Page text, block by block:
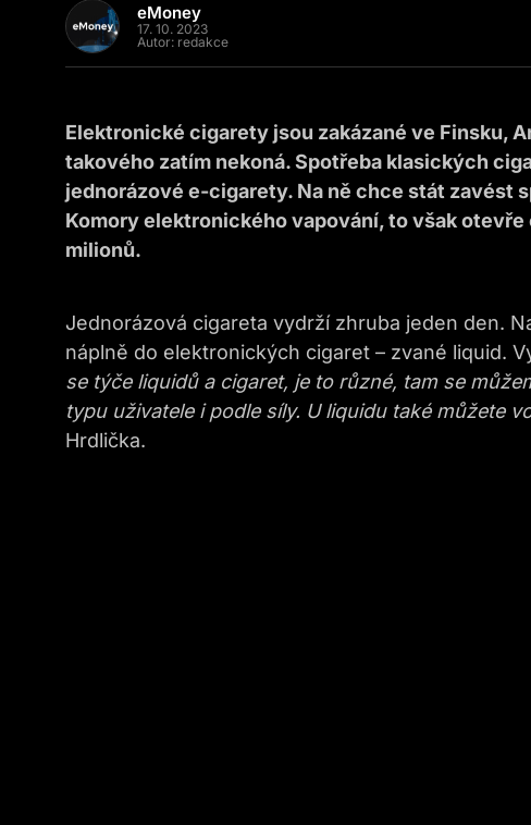
eMoney
17. 10. 2023
Autor: redakce
Elektronické cigarety jsou zakázané ve Finsku,
takového zatím nekoná. Spotřeba klasických
jednorázové e-cigarety. Na ně chce stát zavést
Komory elektronického vapování, to však
milionů.
Jednorázová cigareta vydrží zhruba jeden den.
náplně do elektronických cigaret – zvané liquid.
se týče liquidů a cigaret, je to různé, tam se
typu uživatele i podle síly. U liquidu také můžete
Hrdlička.